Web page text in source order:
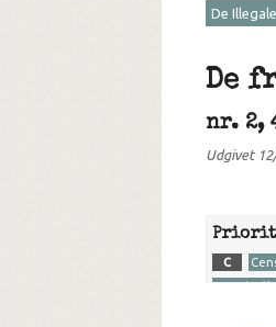
De
De
nr. 2,
Udgivet
C
Gersdorff